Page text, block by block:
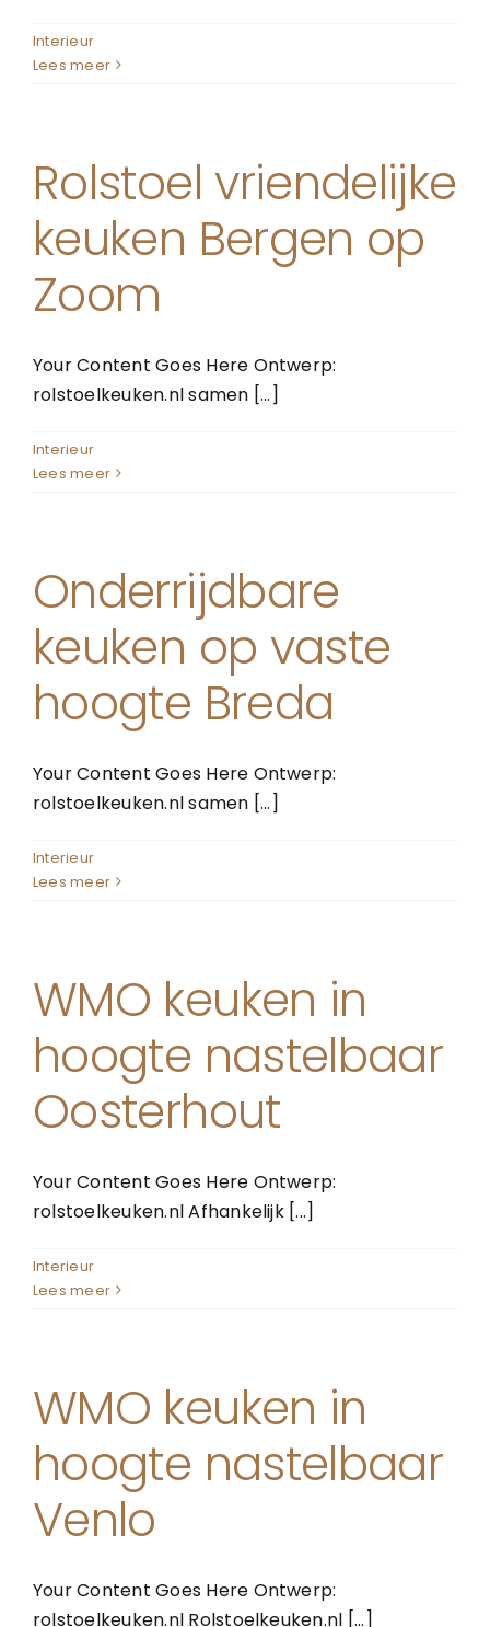
Interieur
Lees meer
Rolstoel vriendelijke
keuken Bergen op
Zoom
Your Content Goes Here Ontwerp:
rolstoelkeuken.nl samen [...]
Interieur
Lees meer
Onderrijdbare
keuken op vaste
hoogte Breda
Your Content Goes Here Ontwerp:
rolstoelkeuken.nl samen [...]
Interieur
Lees meer
WMO keuken in
hoogte nastelbaar
Oosterhout
Your Content Goes Here Ontwerp:
rolstoelkeuken.nl Afhankelijk [...]
Interieur
Lees meer
WMO keuken in
hoogte nastelbaar
Venlo
Your Content Goes Here Ontwerp:
rolstoelkeuken.nl Rolstoelkeuken.nl [...]